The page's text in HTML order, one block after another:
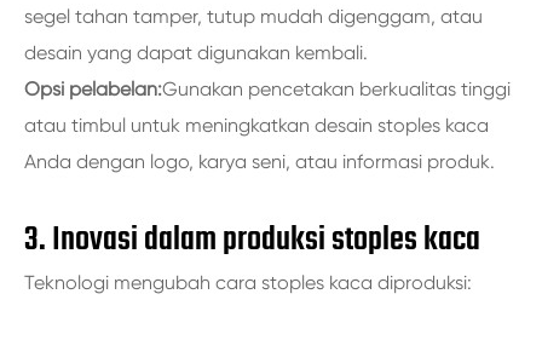
segel tahan tamper, tutup mudah digenggam, atau
desain yang dapat digunakan kembali.
Opsi pelabelan:Gunakan pencetakan berkualitas tinggi
atau timbul untuk meningkatkan desain stoples kaca
Anda dengan logo, karya seni, atau informasi produk.
3. Inovasi dalam produksi stoples kaca
Teknologi mengubah cara stoples kaca diproduksi: